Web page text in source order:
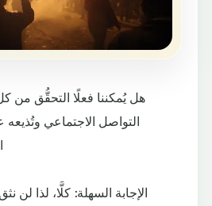
هل يُمكننا فعلًا التحقُّق
التواصل الاجتماعي وتُذيعه
الإجابة السهلة: كلَّا، لذا